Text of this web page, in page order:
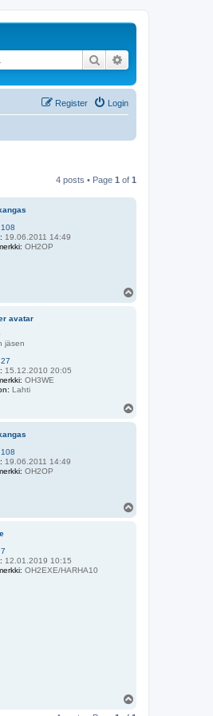
Search
Login
Register
4 posts • Page 1 of 1
108
19.06.2011 14:49
OH2OP
jäsen
27
15.12.2010 20:05
OH3WE
Lahti
108
19.06.2011 14:49
OH2OP
7
12.01.2019 10:15
OH2EXE/HARHA10